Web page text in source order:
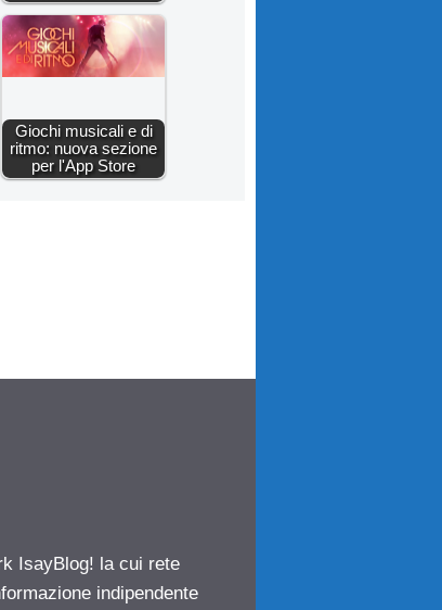
Giochi musicali e di
ritmo: nuova sezione
per l'App Store
IsayBlog! la cui rete
indipendente